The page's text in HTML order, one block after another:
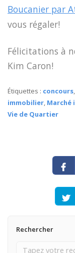
Boucanier par
vous régaler!
Félicitations à
Kim Caron!
Étiquettes : concours,
immobilier, Marché
Vie de Quartier
Rechercher